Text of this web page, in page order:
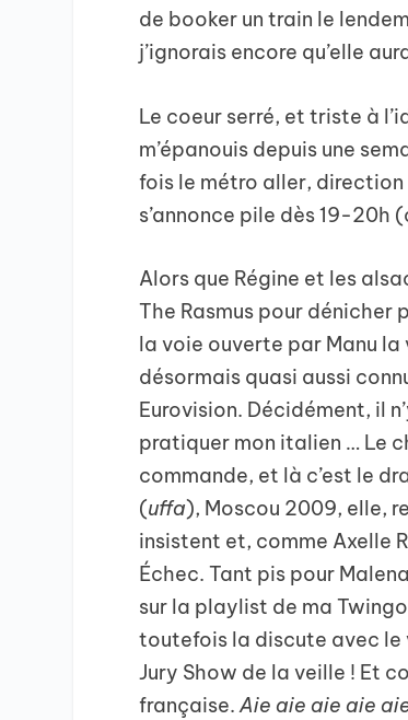
de booker un train le
j’ignorais encore qu’elle
Le coeur serré, et triste à
m’épanouis depuis une
fois le métro aller, direction
s’annonce pile dès 19-20h
Alors que Régine et les
The Rasmus pour
la voie ouverte par Manu
désormais quasi aussi
Eurovision. Décidément, il
pratiquer mon italien … Le
commande, et là c’est le
(uffa), Moscou 2009, elle,
insistent et, comme Axelle
Échec. Tant pis pour
sur la playlist de ma
toutefois la discute avec le
Jury Show de la veille ! Et
française.Aie aie aie aie